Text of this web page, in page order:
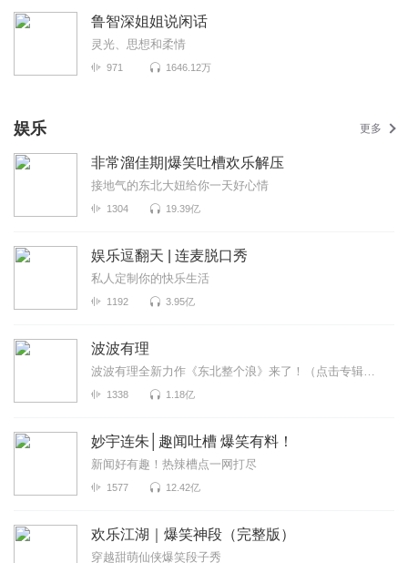
鲁智深姐姐说闲话
灵光、思想和柔情
971 1646.12万
娱乐 更多
非常溜佳期|爆笑吐槽欢乐解压
接地气的东北大妞给你一天好心情
1304 19.39亿
娱乐逗翻天 | 连麦脱口秀
私人定制你的快乐生活
1192 3.95亿
波波有理
波波有理全新力作《东北整个浪》来了！（点击专辑名即刻收听）这是一场来自东北的脱口秀嘉年华，波波笑...
1338 1.18亿
妙宇连朱│趣闻吐槽 爆笑有料！
新闻好有趣！热辣槽点一网打尽
1577 12.42亿
欢乐江湖｜爆笑神段（完整版）
穿越甜萌仙侠爆笑段子秀